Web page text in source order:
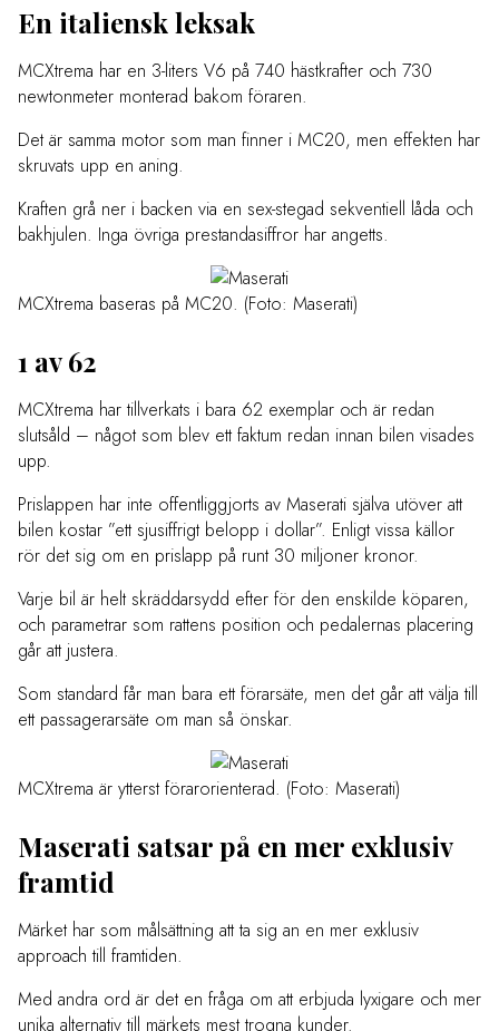
En italiensk leksak
MCXtrema har en 3-liters V6 på 740 hästkrafter och 730
newtonmeter monterad bakom föraren.
Det är samma motor som man finner i MC20, men effekten har
skruvats upp en aning.
Kraften grå ner i backen via en sex-stegad sekventiell låda och
bakhjulen. Inga övriga prestandasiffror har angetts.
MCXtrema baseras på MC20. (Foto: Maserati)
1 av 62
MCXtrema har tillverkats i bara 62 exemplar och är redan
slutsåld – något som blev ett faktum redan innan bilen visades
upp.
Prislappen har inte offentliggjorts av Maserati själva utöver att
bilen kostar ”ett sjusiffrigt belopp i dollar”. Enligt vissa källor
rör det sig om en prislapp på runt 30 miljoner kronor.
Varje bil är helt skräddarsydd efter för den enskilde köparen,
och parametrar som rattens position och pedalernas placering
går att justera.
Som standard får man bara ett förarsäte, men det går att välja till
ett passagerarsäte om man så önskar.
MCXtrema är ytterst förarorienterad. (Foto: Maserati)
Maserati satsar på en mer exklusiv
framtid
Märket har som målsättning att ta sig an en mer exklusiv
approach till framtiden.
Med andra ord är det en fråga om att erbjuda lyxigare och mer
unika alternativ till märkets mest trogna kunder.